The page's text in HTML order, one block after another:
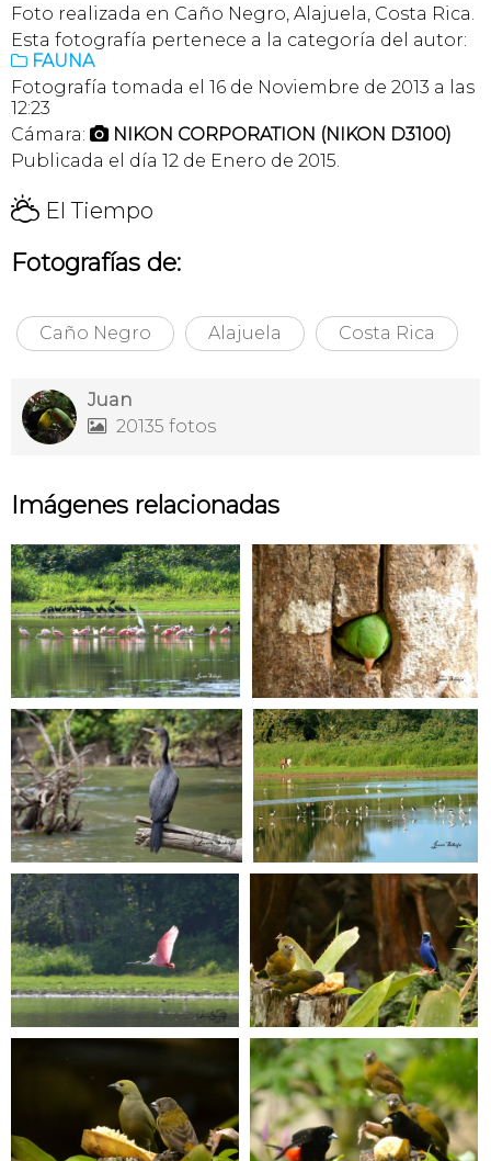
Foto realizada en Caño Negro, Alajuela, Costa Rica.
Esta fotografía pertenece a la categoría del autor:
 FAUNA
Fotografía tomada el 16 de Noviembre de 2013 a las
12:23
Cámara:  NIKON CORPORATION (NIKON D3100)
Publicada el día 12 de Enero de 2015.
H El Tiempo
Fotografías de:
Caño Negro Alajuela Costa Rica
Juan
 20135 fotos
Imágenes relacionadas